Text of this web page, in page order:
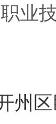
职业
州